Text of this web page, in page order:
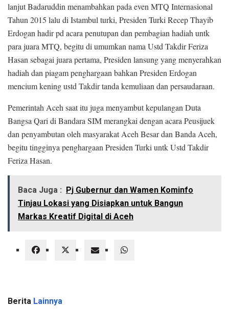
lanjut Badaruddin menambahkan pada even MTQ Internasional
Tahun 2015 lalu di Istambul turki, Presiden Turki Recep Thayib
Erdogan hadir pd acara penutupan dan pembagian hadiah untk
para juara MTQ, begitu di umumkan nama Ustd Takdir Feriza
Hasan sebagai juara pertama, Presiden lansung yang menyerahkan
hadiah dan piagam penghargaan bahkan Presiden Erdogan
mencium kening ustd Takdir tanda kemuliaan dan persaudaraan.
Pemerintah Aceh saat itu juga menyambut kepulangan Duta
Bangsa Qari di Bandara SIM merangkai dengan acara Peusijuek
dan penyambutan oleh masyarakat Aceh Besar dan Banda Aceh,
begitu tingginya penghargaan Presiden Turki untk Ustd Takdir
Feriza Hasan.
Baca Juga : Pj Gubernur dan Wamen Kominfo
Tinjau Lokasi yang Disiapkan untuk Bangun
Markas Kreatif Digital di Aceh
Berita Lainnya